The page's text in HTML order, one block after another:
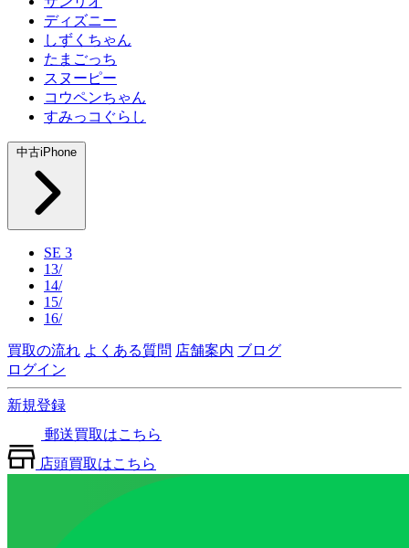
ディズニー
しずくちゃん
たまごっち
スヌーピー
コウペンちゃん
すみっコぐらし
中古iPhone
SE 3
13/
14/
15/
16/
買取の流れ よくある質問 店舗案内 ブログ
ログイン
新規登録
郵送買取はこちら
店頭買取はこちら